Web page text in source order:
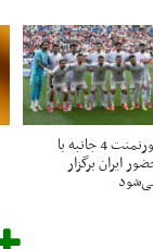
تورنمنت 4 جانبه با
ایران برگزار